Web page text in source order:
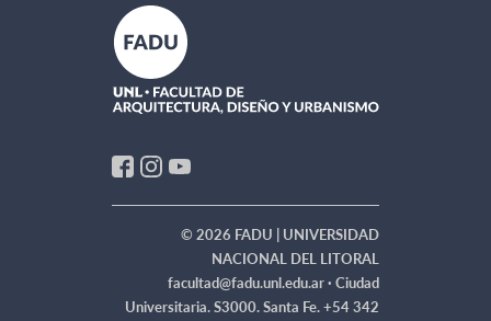
© 2026 FADU | UNIVERSIDAD
NACIONAL DEL LITORAL
facultad@fadu.unl.edu.ar ·Ciudad
Universitaria. S3000. Santa Fe. +54 342